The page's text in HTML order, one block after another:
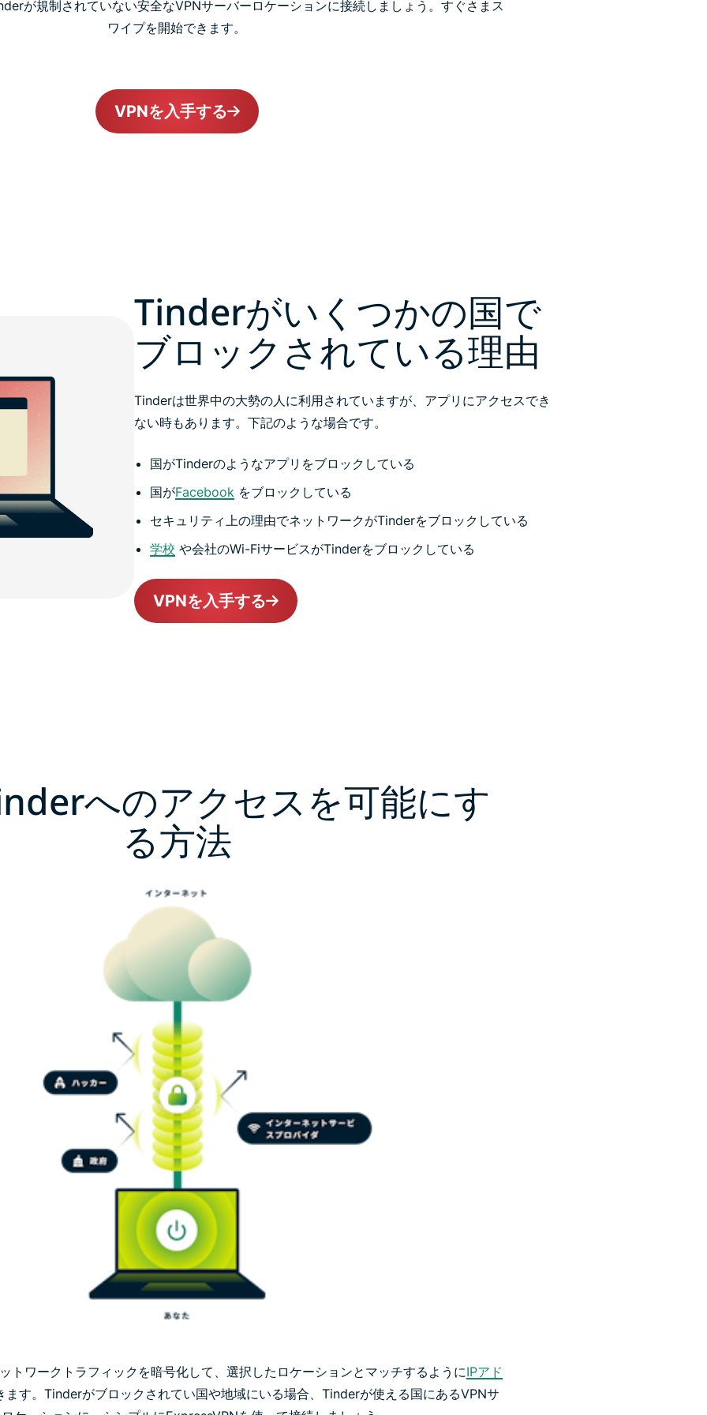
が規制されていない安全なVPNサーバーロケーションに接続しましょう。すぐさまス
ワイプを開始できます。
VPNを入手する
Tinderがいくつかの国で
ブロックされている理由
Tinderは世界中の大勢の人に利用されていますが、アプリにアクセスでき
ない時もあります。下記のような場合です。
国がTinderのようなアプリをブロックしている
国がFacebookをブロックしている
セキュリティ上の理由でネットワークがTinderをブロックしている
学校 や会社のWi-FiサービスがTinderをブロックしている
VPNを入手する
へのアクセスを可能にす
る方法
トワークトラフィックを暗号化して、選択したロケーションとマッチするようにIPアド
ます。Tinderがブロックされてい国や地域にいる場合、Tinderが使える国にあるVPNサ